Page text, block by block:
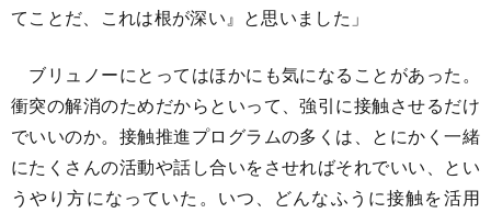
てことだ、これは根が深い』と思いました」
ブリュノーにとってはほかにも気になることがあった。
衝突の解消のためだからといって、強引に接触させるだけ
でいいのか。接触推進プログラムの多くは、とにかく一緒
にたくさんの活動や話し合いをさせればそれでいい、とい
うやり方になっていた。いつ、どんなふうに接触を活用